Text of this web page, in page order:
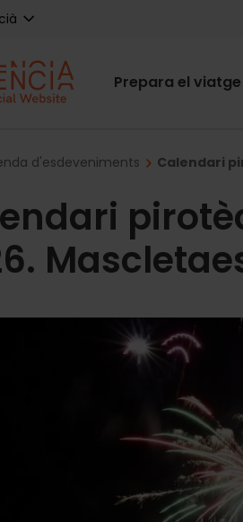
Main
Prepara el viatge
d'esdeveniments Calendari